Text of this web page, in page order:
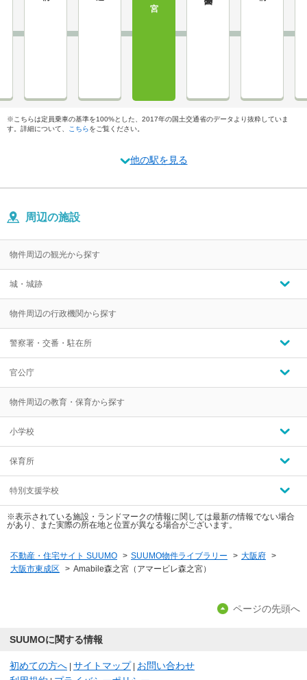
※こちらは定員乗車の基準を100%とした、2017年の国土交通省のデータより抜粋していま
す。詳細について、
こちらをご覧ください。
他の駅を見る
周辺の施設
物件周辺の観光から探す
城・城跡
物件周辺の行政機関から探す
警察署・交番・駐在所
官公庁
物件周辺の教育・保育から探す
小学校
保育所
特別支援学校
※表示されている施設・ランドマークの情報に関しては最新の情報でない場合
があり、また実際の所在地と位置が異なる場合がございます。
不動産・住宅サイト SUUMO > SUUMO物件ライブラリー > 大阪府 >
大阪市東成区
> Amabile森之宮（アマービレ森之宮）
ページの先頭へ
SUUMOに関する情報
初めての方へ サイトマップ
お問い合わせ